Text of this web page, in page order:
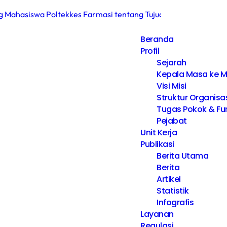
Mahasiswa Poltekkes Farmasi tentang Tujuan Hidup dan
Wali Hakim, Kawal Akad Nikah Menuju Keluarga Samawa
Utara pada Jambore Nasional ke XII Tahun 2026 di
Medan Dorong Guru Tingkatkan Administrasi
Agama Katolik Kemenag Kota Medan Berikan
Beranda
Profil
Sejarah
Kepala Masa ke
Visi Misi
Struktur
Tugas Pokok &
Pejabat
Unit Kerja
Publikasi
Berita Utama
Berita
Artikel
Statistik
Infografis
Layanan